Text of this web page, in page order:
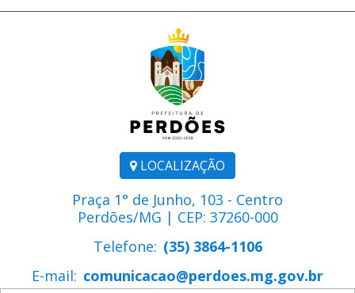
LOCALIZAÇÃO
Praça 1° de Junho, 103 - Centro
Perdões/MG | CEP: 37260-000
Telefone: (35) 3864-1106
E-mail: comunicacao@perdoes.mg.gov.br